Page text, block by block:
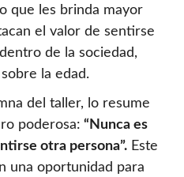
que les brinda mayor
el valor de sentirse
de la sociedad,
la edad.
del taller, lo resume
poderosa: “Nunca es
otra persona”. Este
una oportunidad para